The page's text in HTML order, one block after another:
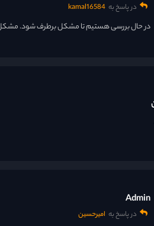
در پاسخ به kamal16584
در حال بررسی هستیم تا مشکل برطرف شود. مشکل
Admin
در پاسخ به امیرحسین